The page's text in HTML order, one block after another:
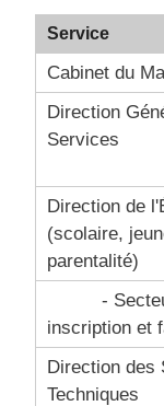
Service
Cabinet du
Direction
Services
Direction de
(scolaire,
parentalité)
- Secteur
inscription et
Direction des
Techniques